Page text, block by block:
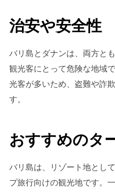
治安や安全性
バリ島とダナンは、両方と
観光客にとって危険な地域
光客が多いため、盗難や詐
す。
おすすめのタ
バリ島は、リゾート地とし
プ旅行向けの観光地です。